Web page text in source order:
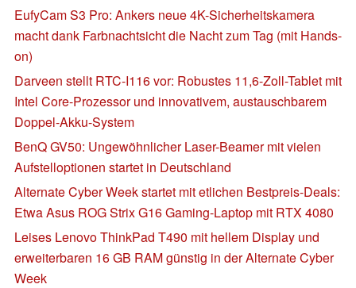
EufyCam S3 Pro: Ankers neue 4K-Sicherheitskamera
macht dank Farbnachtsicht die Nacht zum Tag (mit Hands-
on)
Darveen stellt RTC-I116 vor: Robustes 11,6-Zoll-Tablet mit
Intel Core-Prozessor und innovativem, austauschbarem
Doppel-Akku-System
BenQ GV50: Ungewöhnlicher Laser-Beamer mit vielen
Aufstelloptionen startet in Deutschland
Alternate Cyber Week startet mit etlichen Bestpreis-Deals:
Etwa Asus ROG Strix G16 Gaming-Laptop mit RTX 4080
Leises Lenovo ThinkPad T490 mit hellem Display und
erweiterbaren 16 GB RAM günstig in der Alternate Cyber
Week